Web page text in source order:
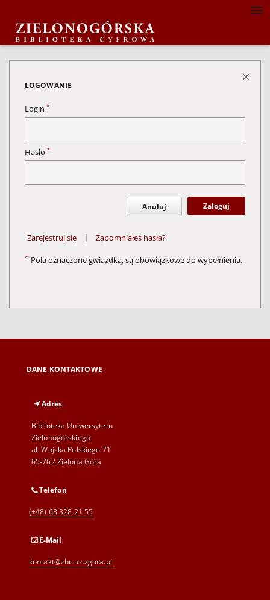
LOGOWANIE
Login *
Hasło *
Anuluj Zaloguj
Zarejestruj się | Zapomniałeś hasła?
* Pola oznaczone gwiazdką, są obowiązkowe do wypełnienia.
DANE KONTAKTOWE
Adres
Biblioteka Uniwersytetu
Zielonogórskiego
al. Wojska Polskiego 71
65-762 Zielona Góra
Telefon
(+48) 68 328 21 55
E-Mail
kontakt@zbc.uz.zgora.pl